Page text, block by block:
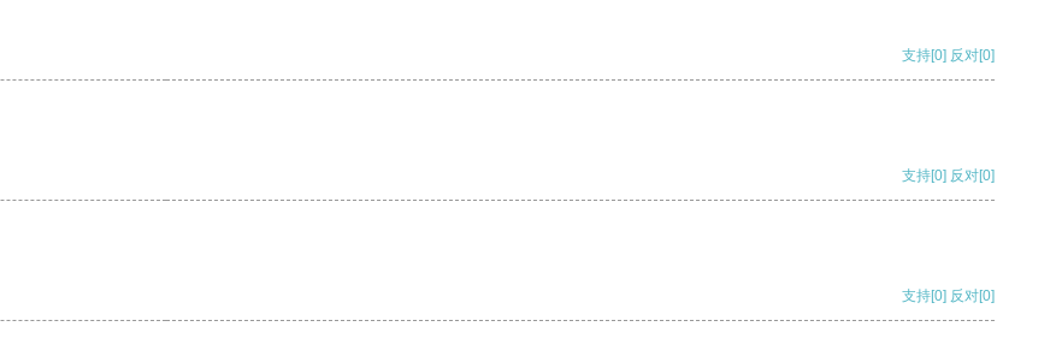
支持[0] 反对[0]
支持[0] 反对[0]
支持[0] 反对[0]